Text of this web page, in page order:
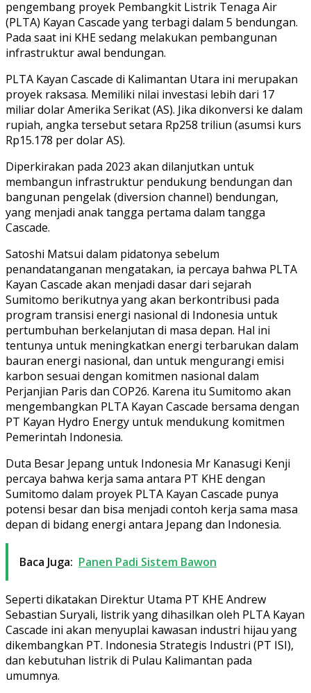
pengembang proyek Pembangkit Listrik Tenaga Air
(PLTA) Kayan Cascade yang terbagi dalam 5 bendungan.
Pada saat ini KHE sedang melakukan pembangunan
infrastruktur awal bendungan.
PLTA Kayan Cascade di Kalimantan Utara ini merupakan
proyek raksasa. Memiliki nilai investasi lebih dari 17
miliar dolar Amerika Serikat (AS). Jika dikonversi ke dalam
rupiah, angka tersebut setara Rp258 triliun (asumsi kurs
Rp15.178 per dolar AS).
Diperkirakan pada 2023 akan dilanjutkan untuk
membangun infrastruktur pendukung bendungan dan
bangunan pengelak (diversion channel) bendungan,
yang menjadi anak tangga pertama dalam tangga
Cascade.
Satoshi Matsui dalam pidatonya sebelum
penandatanganan mengatakan, ia percaya bahwa PLTA
Kayan Cascade akan menjadi dasar dari sejarah
Sumitomo berikutnya yang akan berkontribusi pada
program transisi energi nasional di Indonesia untuk
pertumbuhan berkelanjutan di masa depan. Hal ini
tentunya untuk meningkatkan energi terbarukan dalam
bauran energi nasional, dan untuk mengurangi emisi
karbon sesuai dengan komitmen nasional dalam
Perjanjian Paris dan COP26. Karena itu Sumitomo akan
mengembangkan PLTA Kayan Cascade bersama dengan
PT Kayan Hydro Energy untuk mendukung komitmen
Pemerintah Indonesia.
Duta Besar Jepang untuk Indonesia Mr Kanasugi Kenji
percaya bahwa kerja sama antara PT KHE dengan
Sumitomo dalam proyek PLTA Kayan Cascade punya
potensi besar dan bisa menjadi contoh kerja sama masa
depan di bidang energi antara Jepang dan Indonesia.
Baca Juga: Panen Padi Sistem Bawon
Seperti dikatakan Direktur Utama PT KHE Andrew
Sebastian Suryali, listrik yang dihasilkan oleh PLTA Kayan
Cascade ini akan menyuplai kawasan industri hijau yang
dikembangkan PT. Indonesia Strategis Industri (PT ISI),
dan kebutuhan listrik di Pulau Kalimantan pada
umumnya.